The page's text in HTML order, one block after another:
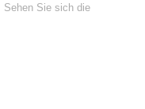
Sehen Sie sich die